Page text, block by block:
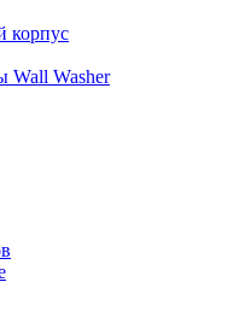
корпус
Wall Washer